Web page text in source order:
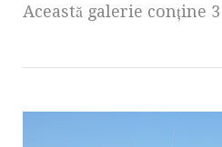
Această galerie conţine